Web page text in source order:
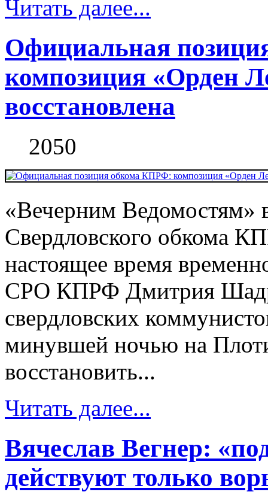
Читать далее...
Официальная
композиция «Орден
восстановлена
2050
«Вечерним Ведомостям»
Свердловского обкома
настоящее время
СРО КПРФ Дмитрия
свердловских
минувшей ночью на
восстановить...
Читать далее...
Вячеслав Вегнер:
действуют только